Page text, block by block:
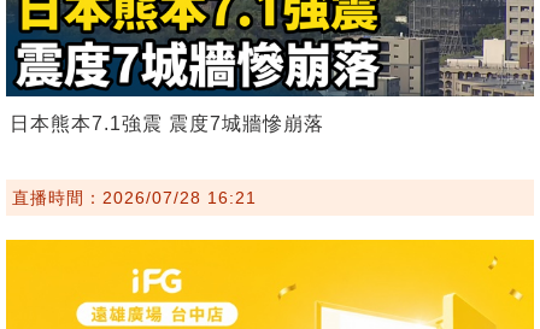
日本熊本7.1強震 震度7城牆慘崩落
直播時間：2026/07/28 16:21